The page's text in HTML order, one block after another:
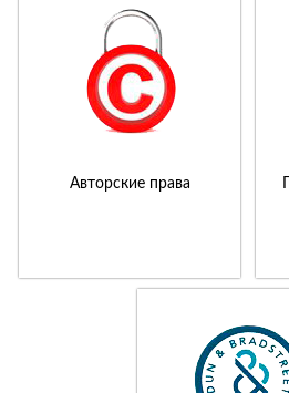
Авторские права